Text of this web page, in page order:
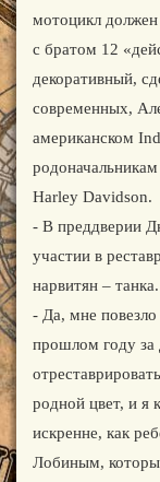
мотоцикл должен
с братом 12
декоративный,
современных,
американском
Harley Davidson.
- В преддверии
участии в
нарвитян – танка.
- Да, мне
прошлом году за
родной цвет, и я
искренне, как
Лобиным,